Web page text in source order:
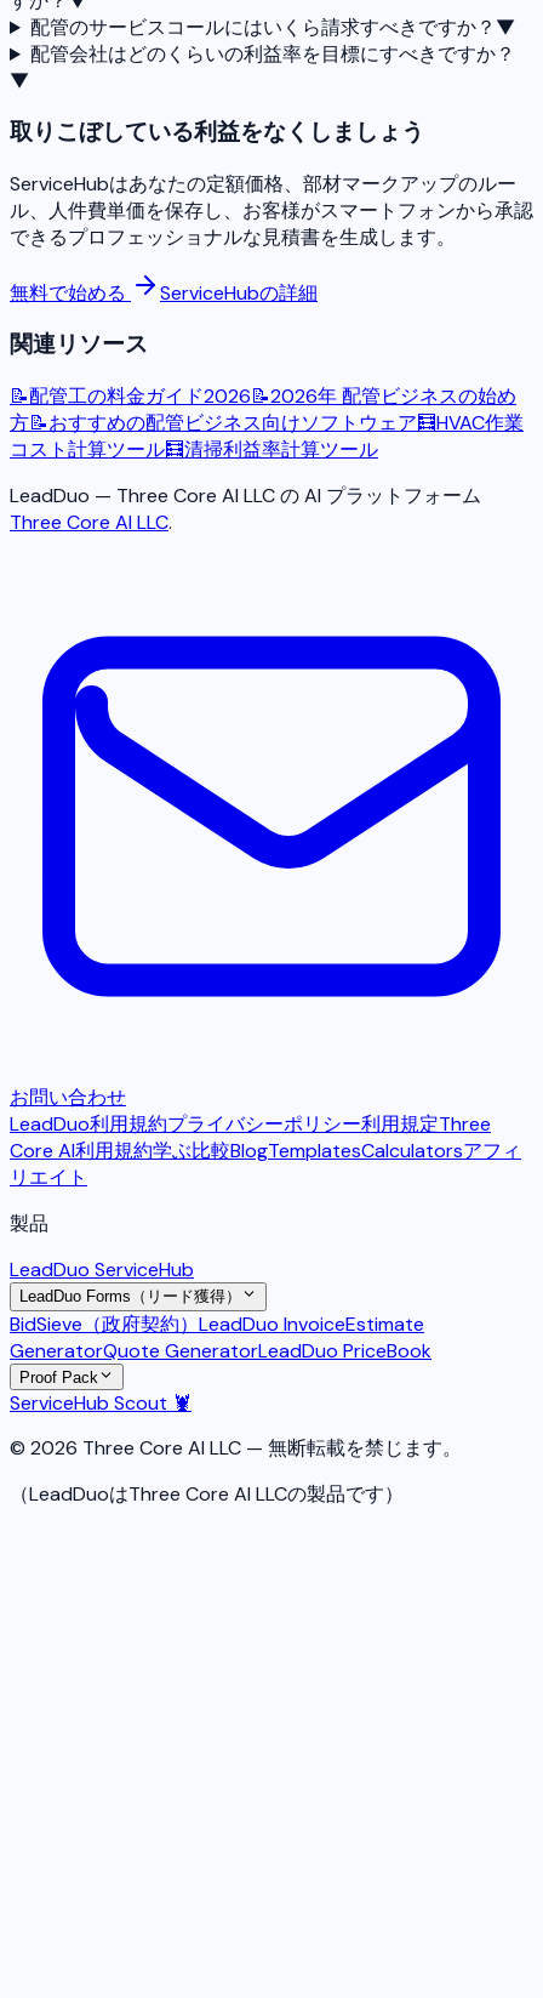
配管のサービスコールにはいくら請求すべきですか？ ▼
配管会社はどのくらいの利益率を目標にすべきですか？
▼
取りこぼしている利益をなくしましょう
ServiceHubはあなたの定額価格、部材マークアップのルー
ル、人件費単価を保存し、お客様がスマートフォンから承認
できるプロフェッショナルな見積書を生成します。
無料で始める ServiceHubの詳細
関連リソース
📝配管工の料金ガイド2026📝2026年 配管ビジネスの始め
方📝おすすめの配管ビジネス向けソフトウェア🧮HVAC作業
コスト計算ツール🧮清掃利益率計算ツール
LeadDuo — Three Core AI LLC の AI プラットフォーム
Three Core AI LLC.
お問い合わせ
LeadDuo利用規約プライバシーポリシー利用規定Three
Core AI利用規約学ぶ比較BlogTemplatesCalculatorsアフィ
リエイト
製品
LeadDuo ServiceHub
LeadDuo Forms（リード獲得）
BidSieve（政府契約） LeadDuo InvoiceEstimate
GeneratorQuote GeneratorLeadDuo PriceBook
Proof Pack
ServiceHub Scout 🦞
© 2026 Three Core AI LLC — 無断転載を禁じます。
（LeadDuoはThree Core AI LLCの製品です）